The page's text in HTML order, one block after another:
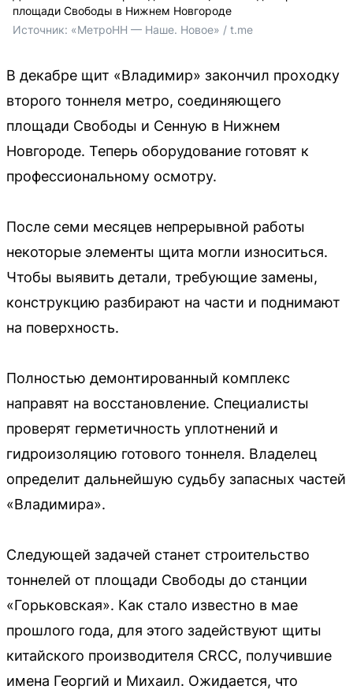
площади Свободы в Нижнем Новгороде
Источник: «МетроНН — Наше. Новое» / t.me
В декабре щит «Владимир» закончил проходку
второго тоннеля метро, соединяющего
площади Свободы и Сенную в Нижнем
Новгороде. Теперь оборудование готовят к
профессиональному осмотру.
После семи месяцев непрерывной работы
некоторые элементы щита могли износиться.
Чтобы выявить детали, требующие замены,
конструкцию разбирают на части и поднимают
на поверхность.
Полностью демонтированный комплекс
направят на восстановление. Специалисты
проверят герметичность уплотнений и
гидроизоляцию готового тоннеля. Владелец
определит дальнейшую судьбу запасных частей
«Владимира».
Следующей задачей станет строительство
тоннелей от площади Свободы до станции
«Горьковская». Как стало известно в мае
прошлого года, для этого задействуют щиты
китайского производителя CRCC, получившие
имена Георгий и Михаил. Ожидается, что